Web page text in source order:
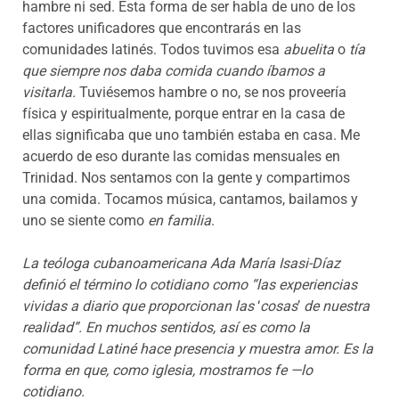
hambre ni sed. Esta forma de ser habla de uno de los
factores unificadores que encontrarás en las
comunidades latinés. Todos tuvimos esa abuelita o tía
que siempre nos daba comida cuando íbamos a
visitarla. Tuviésemos hambre o no, se nos proveería
física y espiritualmente, porque entrar en la casa de
ellas significaba que uno también estaba en casa. Me
acuerdo de eso durante las comidas mensuales en
Trinidad. Nos sentamos con la gente y compartimos
una comida. Tocamos música, cantamos, bailamos y
uno se siente como en familia.
La teóloga cubanoamericana Ada María Isasi-Díaz
definió el término lo cotidiano como “las experiencias
vividas a diario que proporcionan las‘cosas’ de nuestra
realidad”. En muchos sentidos, así es como la
comunidad Latiné hace presencia y muestra amor. Es la
forma en que, como iglesia, mostramos fe —lo
cotidiano.